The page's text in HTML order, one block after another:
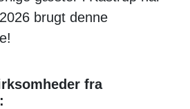
brugt denne
fra